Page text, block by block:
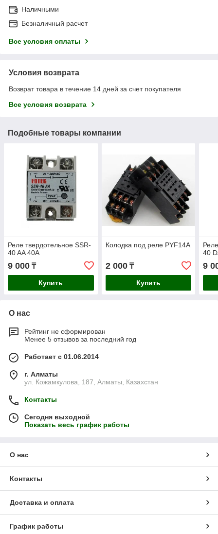
Наличными
Безналичный расчет
Все условия оплаты
Условия возврата
Возврат товара в течение 14 дней за счет покупателя
Все условия возврата
Подобные товары компании
Реле твердотельное SSR-
40 AA 40A
9 000 ₸
Купить
Колодка под реле PYF14A
2 000₸
Купить
40
9
О нас
Рейтинг не сформирован
Менее 5 отзывов за последний год
Работает с 01.06.2014
г. Алматы
ул. Кожамкулова, 187, Алматы, Казахстан
Контакты
Сегодня выходной
Показать весь график работы
О нас
Контакты
Доставка и оплата
График работы